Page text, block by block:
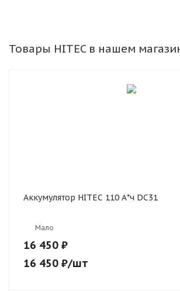
Товары HITEC в нашем
Аккумулятор HITEC 110 А*ч DC31
Мало
16 450 ₽
16 450 ₽/шт